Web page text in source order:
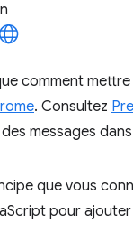
comment
. Consultez
messages
que vous
pour